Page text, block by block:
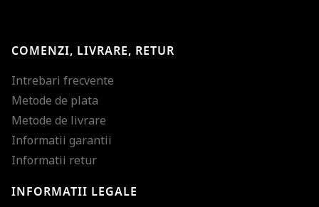
COMENZI, LIVRARE, RETUR
Intrebari frecvente
Metode de plata
Metode de livrare
Informatii garantii
Informatii retur
INFORMATII LEGALE